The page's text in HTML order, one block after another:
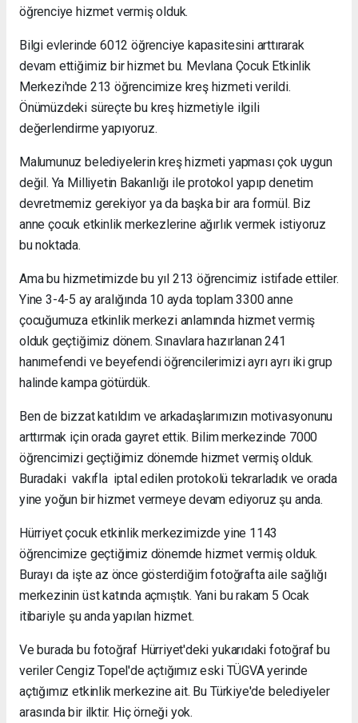
öğrenciye hizmet vermiş olduk.
Bilgi evlerinde 6012 öğrenciye kapasitesini arttırarak
devam ettiğimiz bir hizmet bu. Mevlana Çocuk Etkinlik
Merkezi'nde 213 öğrencimize kreş hizmeti verildi.
Önümüzdeki süreçte bu kreş hizmetiyle ilgili
değerlendirme yapıyoruz.
Malumunuz belediyelerin kreş hizmeti yapması çok uygun
değil. Ya Milliyetin Bakanlığı ile protokol yapıp denetim
devretmemiz gerekiyor ya da başka bir ara formül. Biz
anne çocuk etkinlik merkezlerine ağırlık vermek istiyoruz
bu noktada.
Ama bu hizmetimizde bu yıl 213 öğrencimiz istifade ettiler.
Yine 3-4-5 ay aralığında 10 ayda toplam 3300 anne
çocuğumuza etkinlik merkezi anlamında hizmet vermiş
olduk geçtiğimiz dönem. Sınavlara hazırlanan 241
hanımefendi ve beyefendi öğrencilerimizi ayrı ayrı iki grup
halinde kampa götürdük.
Ben de bizzat katıldım ve arkadaşlarımızın motivasyonunu
arttırmak için orada gayret ettik. Bilim merkezinde 7000
öğrencimizi geçtiğimiz dönemde hizmet vermiş olduk.
Buradaki vakıfla iptal edilen protokolü tekrarladık ve orada
yine yoğun bir hizmet vermeye devam ediyoruz şu anda.
Hürriyet çocuk etkinlik merkezimizde yine 1143
öğrencimize geçtiğimiz dönemde hizmet vermiş olduk.
Burayı da işte az önce gösterdiğim fotoğrafta aile sağlığı
merkezinin üst katında açmıştık. Yani bu rakam 5 Ocak
itibariyle şu anda yapılan hizmet.
Ve burada bu fotoğraf Hürriyet'deki yukarıdaki fotoğraf bu
veriler Cengiz Topel'de açtığımız eski TÜGVA yerinde
açtığımız etkinlik merkezine ait. Bu Türkiye'de belediyeler
arasında bir ilktir. Hiç örneği yok.